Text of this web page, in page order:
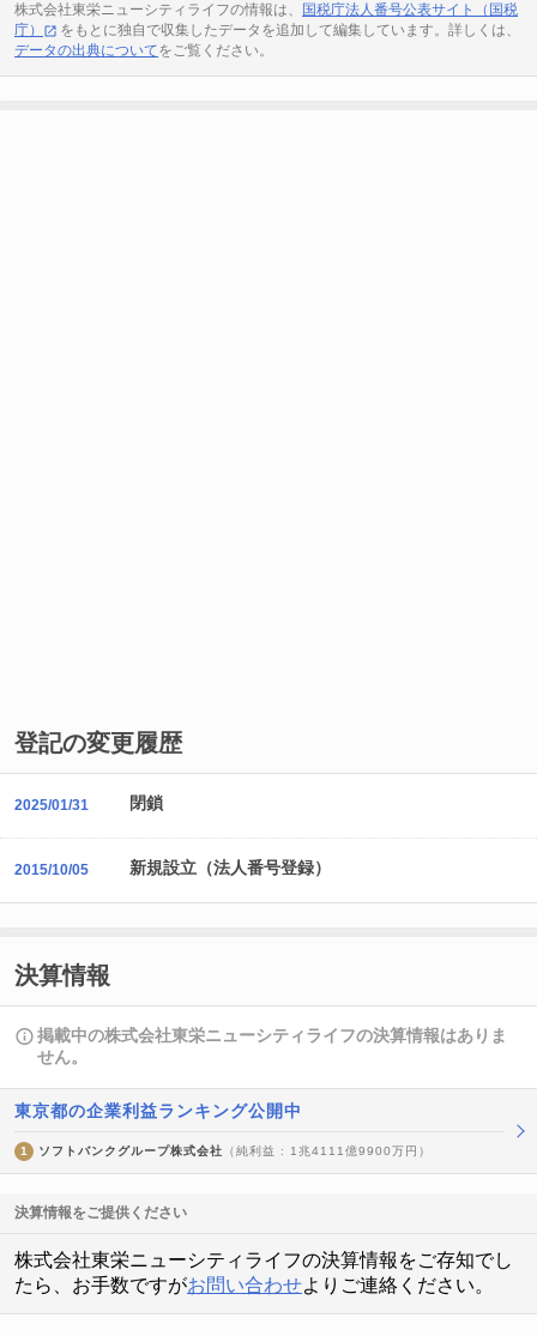
株式会社東栄ニューシティライフの情報は、
国税庁法人番号公表サイト（国税
庁）
をもとに独自で収集したデータを追加して編集しています。詳しくは、
データの出典についてをご覧ください。
登記の変更履歴
2025/01/31 閉鎖
2015/10/05 新規設立（法人番号登録）
決算情報
掲載中の株式会社東栄ニューシティライフの決算情報はありま
せん。
東京都の企業利益ランキング公開中
1 ソフトバンクグループ株式会社 （純利益 : 1兆4111億9900万円）
決算情報をご提供ください
株式会社東栄ニューシティライフの決算情報をご存知でし
たら、お手数ですがお問い合わせよりご連絡ください。